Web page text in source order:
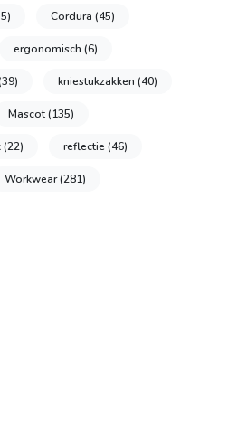
Cordura(45)
ergonomisch(6)
kniestukzakken(40)
Mascot(135)
(22) reflectie(46)
Workwear(281)